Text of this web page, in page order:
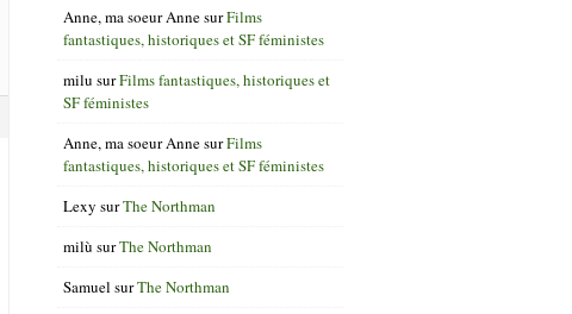
Anne, ma soeur AnnesurFilms
fantastiques, historiques et SF féministes
milu surFilms fantastiques, historiques et
SF féministes
Anne, ma soeur AnnesurFilms
fantastiques, historiques et SF féministes
Lexy surThe Northman
milù surThe Northman
Samuel surThe Northman